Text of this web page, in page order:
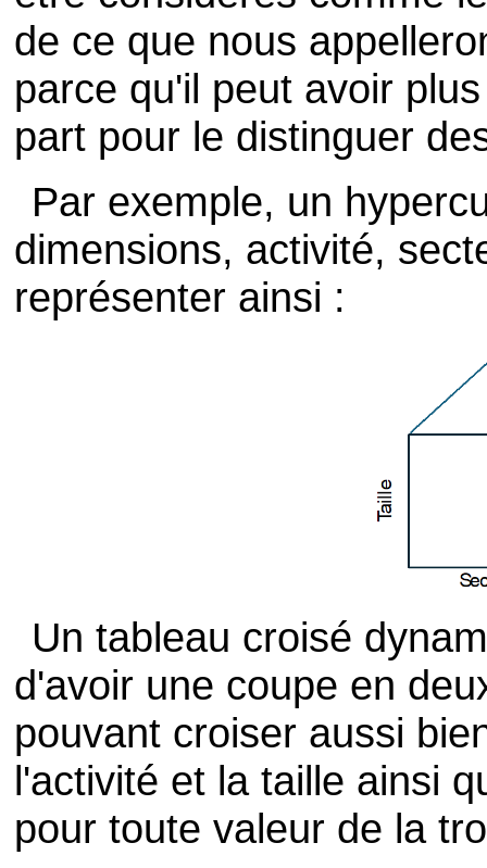
de ce que nous
parce qu'il peut avoir
part pour le distinguer
Par exemple, un
dimensions, activité,
représenter ainsi :
Un tableau croisé
d'avoir une coupe en
pouvant croiser aussi
l'activité et la taille ainsi
pour toute valeur de la